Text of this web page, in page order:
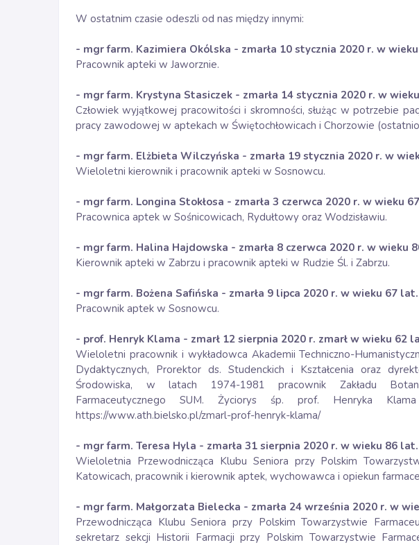
W ostatnim czasie odeszli od nas między innymi:
- mgr farm. Kazimiera Okólska - zmarła 10 stycznia 2020 r. w
Pracownik apteki w Jaworznie.
- mgr farm. Krystyna Stasiczek - zmarła 14 stycznia 2020 r. w
Człowiek wyjątkowej pracowitości i skromności, służąc w potrzebie
pracy zawodowej w aptekach w Świętochłowicach i Chorzowie
- mgr farm. Elżbieta Wilczyńska - zmarła 19 stycznia 2020 r. w
Wieloletni kierownik i pracownik apteki w Sosnowcu.
- mgr farm. Longina Stokłosa - zmarła 3 czerwca 2020 r. w wieku
Pracownica aptek w Sośnicowicach, Rydułtowy oraz Wodzisławiu.
- mgr farm. Halina Hajdowska - zmarła 8 czerwca 2020 r. w wieku
Kierownik apteki w Zabrzu i pracownik apteki w Rudzie Śl. i Zabrzu.
- mgr farm. Bożena Safińska - zmarła 9 lipca 2020 r. w wieku 67 lat.
Pracownik aptek w Sosnowcu.
- prof. Henryk Klama - zmarł 12 sierpnia 2020 r. zmarł w wieku 62
Wieloletni pracownik i wykładowca Akademii Techniczno-
Dydaktycznych, Prorektor ds. Studenckich i Kształcenia oraz
Środowiska, w latach 1974-1981 pracownik Zakładu
Farmaceutycznego SUM. Życiorys śp. prof. Henryka
https://www.ath.bielsko.pl/zmarl-prof-henryk-klama/
- mgr farm. Teresa Hyla - zmarła 31 sierpnia 2020 r. w wieku 86 lat.
Wieloletnia Przewodnicząca Klubu Seniora przy Polskim
Katowicach, pracownik i kierownik aptek, wychowawca i opiekun
- mgr farm. Małgorzata Bielecka - zmarła 24 września 2020 r. w
Przewodnicząca Klubu Seniora przy Polskim Towarzystwie
sekretarz sekcji Historii Farmacji przy Polskim Towarzystwie